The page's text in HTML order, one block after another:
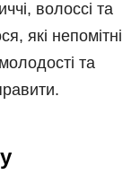
волоссі та
які непомітні
та